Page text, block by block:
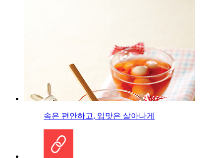
속은 편안하고, 입맛은 살아나게